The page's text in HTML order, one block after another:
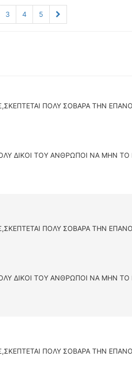
3 4 5
ΠΟΛΥ ΣΟΒΑΡΑ ΤΗΝ
ΔΙΚΟΙ ΤΟΥ ΑΝΘΡΩΠΟΙ ΝΑ ΜΗΝ
ΠΟΛΥ ΣΟΒΑΡΑ ΤΗΝ
ΔΙΚΟΙ ΤΟΥ ΑΝΘΡΩΠΟΙ ΝΑ ΜΗΝ
ΠΟΛΥ ΣΟΒΑΡΑ ΤΗΝ